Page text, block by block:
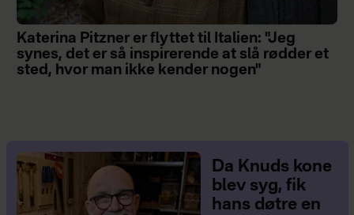
Katerina Pitzner er flyttet til Italien: "Jeg
synes, det er så inspirerende at slå rødder et
sted, hvor man ikke kender nogen"
Da Knuds kone
blev syg, fik
hans døtre en